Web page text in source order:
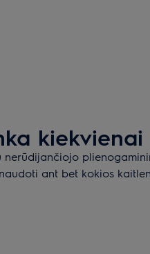
nerūdijančiojo
ant bet kokios